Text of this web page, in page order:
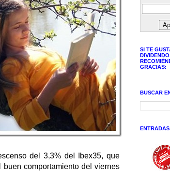
del 3,3% del Ibex35, que
comportamiento del viernes
SI TE
GRACIAS:
BUSCAR